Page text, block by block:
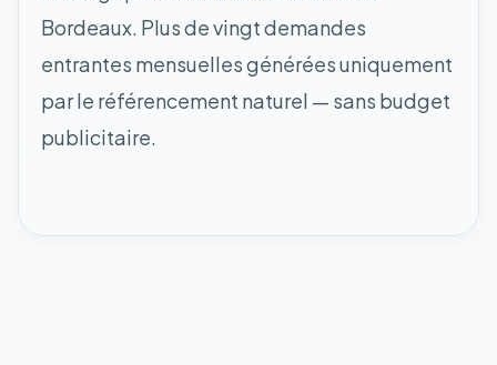
Bordeaux. Plus de vingt demandes
entrantes mensuelles générées uniquement
par le référencement naturel — sans budget
publicitaire.